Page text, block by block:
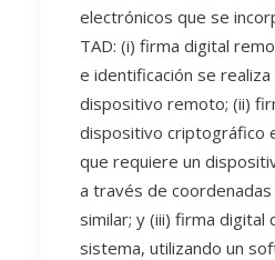
electrónicos que se
TAD: (i) firma digital
e identificación se
dispositivo remoto; (ii)
dispositivo criptográfico
que requiere un
a través de
similar; y (iii) firma digital
sistema, utilizando un